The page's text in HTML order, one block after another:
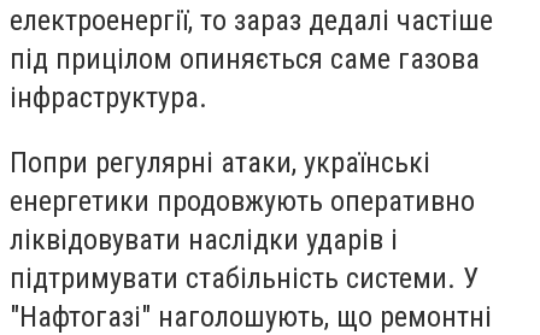
електроенергії, то зараз дедалі частіше
під прицілом опиняється саме газова
інфраструктура.
Попри регулярні атаки, українські
енергетики продовжують оперативно
ліквідовувати наслідки ударів і
підтримувати стабільність системи. У
"Нафтогазі" наголошують, що ремонтні